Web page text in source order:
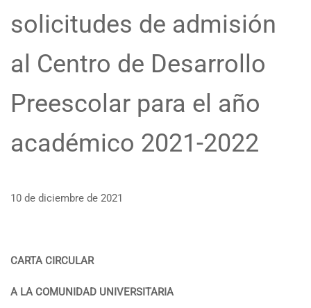
solicitudes de admisión
al Centro de Desarrollo
Preescolar para el año
académico 2021-2022
10 de diciembre de 2021
CARTA CIRCULAR
A LA COMUNIDAD UNIVERSITARIA